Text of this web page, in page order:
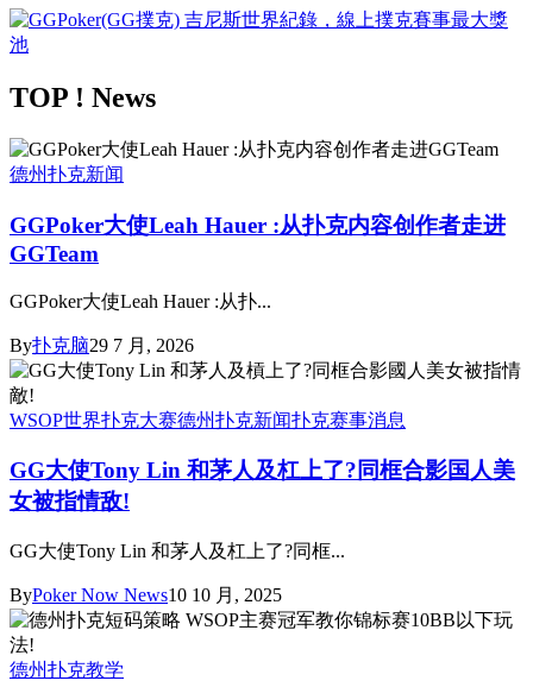
TOP ! News
德州扑克新闻
GGPoker大使Leah Hauer :从扑克内容创作者走进
GGTeam
GGPoker大使Leah Hauer :从扑...
By扑克脑29 7 月, 2026
WSOP世界扑克大赛德州扑克新闻扑克赛事消息
GG大使Tony Lin 和茅人及杠上了?同框合影国人美
女被指情敌!
GG大使Tony Lin 和茅人及杠上了?同框...
ByPoker Now News10 10 月, 2025
德州扑克教学